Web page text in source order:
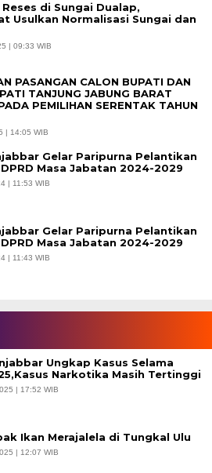
di Sungai Dualap,
Usulkan Normalisasi Sungai dan
| 09:33 WIB
PASANGAN CALON BUPATI DAN
TANJUNG JABUNG BARAT
PEMILIHAN SERENTAK TAHUN
| 14:05 WIB
Gelar Paripurna Pelantikan
Masa Jabatan 2024-2029
| 11:53 WIB
Gelar Paripurna Pelantikan
Masa Jabatan 2024-2029
| 11:43 WIB
Ungkap Kasus Selama
Narkotika Masih Tertinggi
| 17:52 WIB
Ikan Merajalela di Tungkal Ulu
| 12:07 WIB